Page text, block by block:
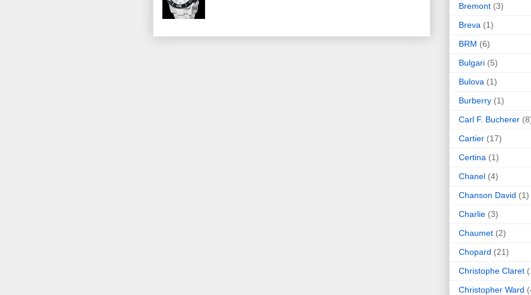
Bremont (3)
Breva (1)
BRM (6)
Bulgari (5)
Bulova (1)
Burberry (1)
Carl F. Bucherer
Cartier (17)
Certina (1)
Chanel (4)
Chanson David (1)
Charlie (3)
Chaumet (2)
Chopard (21)
Christophe Claret
Christopher Ward